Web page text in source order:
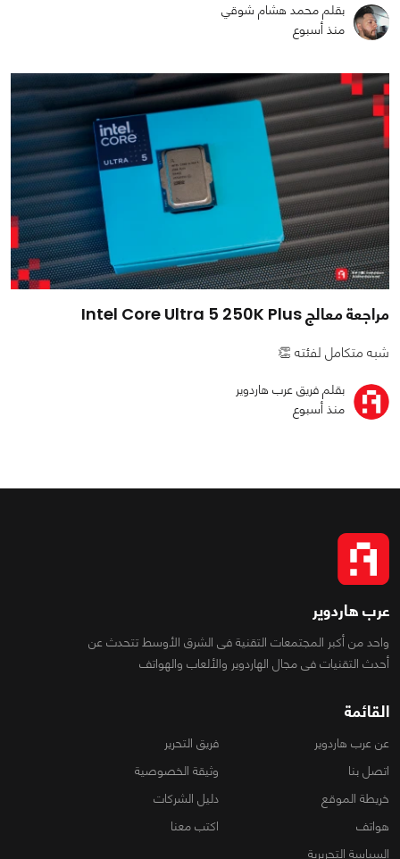
بقلم محمد هشام شوقي
منذ أسبوع
مراجعة معالج Intel Core Ultra 5 250K Plus
شبه متكامل لفئته 👏
بقلم فريق عرب هاردوير
منذ أسبوع
عرب هاردوير
واحد من أكبر المجتمعات التقنية فى الشرق الأوسط تتحدث عن
أحدث التقنيات فى مجال الهاردوير والألعاب والهواتف
القائمة
عن عرب هاردوير
فريق التحرير
اتصل بنا
وثيقة الخصوصية
خريطة الموقع
دليل الشركات
هواتف
اكتب معنا
السياسة التحريرية